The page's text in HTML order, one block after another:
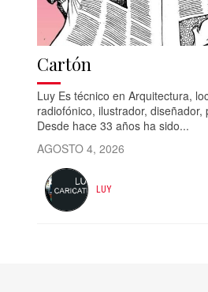
Cartón
Luy Es técnico en Arquitectura,
radiofónico, ilustrador, diseñador,
Desde hace 33 años ha sido...
AGOSTO 4, 2026
LUY